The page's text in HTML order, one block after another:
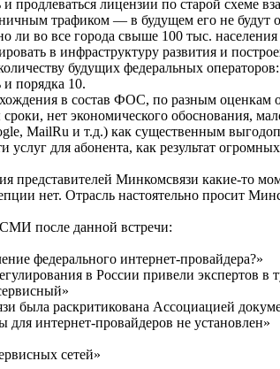
и продлеваться лицензии по старой схеме
трафиком — в будущем его не будут
во все города свыше 100 тыс.
в инфраструктуру развития и
будущих федеральных
порядка 10.
в состав ФОС, по разным оценкам
нет экономического обоснования,
MailRu и т.д.) как существенным
услуг для абонента, как результат
представителей Минкомсвязи какие-то
нет. Отрасль настоятельно просит
после данной встречи:
федерального интернет-провайдера?»
в России привели экспертов в
была раскритикована Ассоциацией
для интернет-провайдеров не установлен»
сетей»